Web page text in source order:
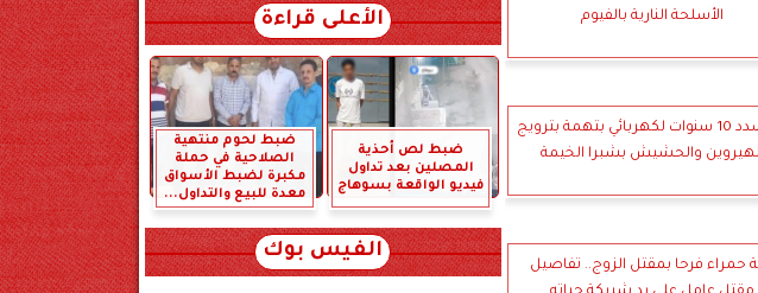
الأسلحة النارية بالفيوم
المشدد 10 سنوات لكهربائي بتهمة بترويج
والحشيش بشبرا الخيمة
حمراء فرحا بمقتل الزوج.. تفاصيل
الأعلى قراءة
ضبط لص أحذية
المصلين بعد تداول
فيديو الواقعة بسوهاج
ضبط لحوم منتهية
الصلاحية في حملة
مكبرة لضبط الأسواق
معدة للبيع والتداول...
الفيس بوك